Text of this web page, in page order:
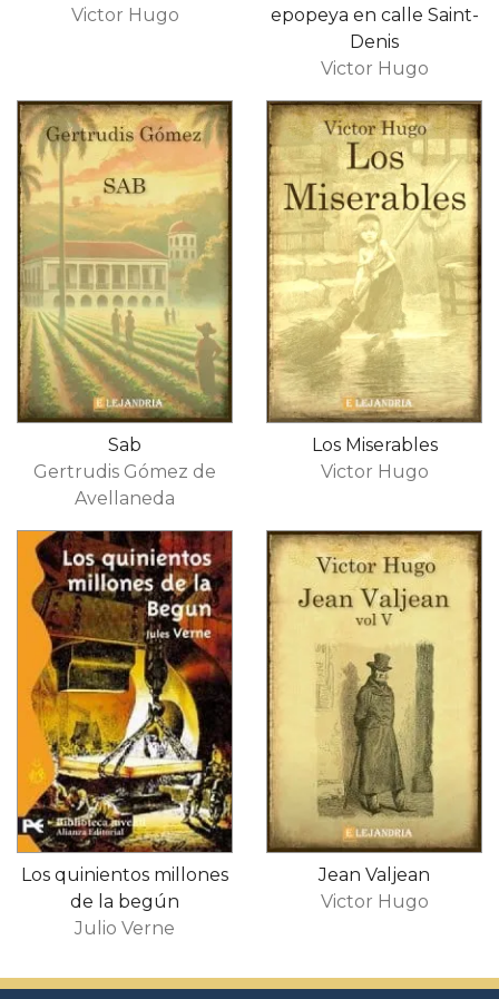
Victor Hugo
epopeya en calle Saint-
Denis
Victor Hugo
Sab
Gertrudis Gómez de
Avellaneda
Los Miserables
Victor Hugo
Los quinientos millones
de la begún
Julio Verne
Jean Valjean
Victor Hugo